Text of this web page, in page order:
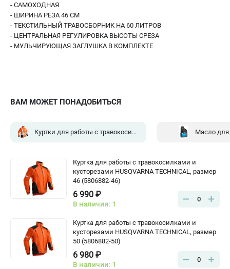
ВАМ МОЖЕТ ПОНАДОБИТЬСЯ
Куртки для работы с травокосилками Масло для
Куртка для работы с травокосилками и
кусторезами HUSQVARNA TECHNICAL, размер
46 (5806882-46)
6 990 ₽
В наличии: 1
0
Куртка для работы с травокосилками и
кусторезами HUSQVARNA TECHNICAL, размер
50 (5806882-50)
6 980 ₽
В наличии: 1
0
- САМОХОДНАЯ
- ШИРИНА РЕЗА 46 СМ
- ТЕКСТИЛЬНЫЙ ТРАВОСБОРНИК НА 60 ЛИТРОВ
- ЦЕНТРАЛЬНАЯ РЕГУЛИРОВКА ВЫСОТЫ СРЕЗА
- МУЛЬЧИРУЮЩАЯ ЗАГЛУШКА В КОМПЛЕКТЕ